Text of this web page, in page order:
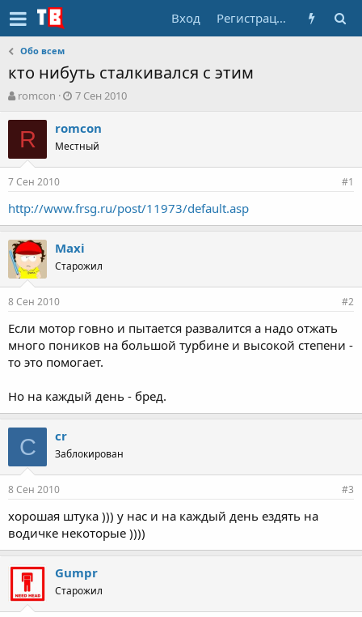
Вход Регистрация
Обо всем
кто нибуть сталкивался с этим
А
т
о
т
е
ы
romcon
Д
т
н
а
л
а
7 Сен 2010
R romcon
Местный
7 Сен 2010 #1
http://www.frsg.ru/post/11973/default.asp
Maxi
Старожил
8 Сен 2010 #2
Если мотор говно и пытается развалится а надо отжать
много поников на большой турбине и высокой степени -
то это помогает.
Но на каждый день - бред.
C cr
Заблокирован
8 Сен 2010 #3
хорошая штука ))) у нас и на каждый день ездять на
водичке некоторые ))))
Gumpr
Старожил